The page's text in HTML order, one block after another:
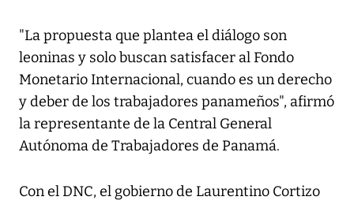
"La propuesta que plantea el diálogo son
leoninas y solo buscan satisfacer al Fondo
Monetario Internacional, cuando es un derecho
y deber de los trabajadores panameños", afirmó
la representante de la Central General
Autónoma de Trabajadores de Panamá.
Con el DNC, el gobierno de Laurentino Cortizo